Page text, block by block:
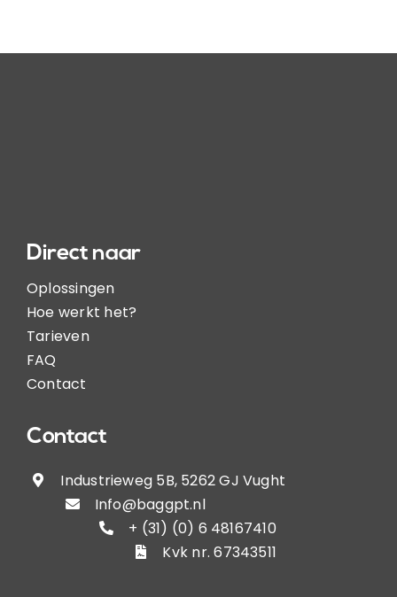
Direct naar
Oplossingen
Hoe werkt het?
Tarieven
FAQ
Contact
Contact
Industrieweg 5B, 5262 GJ Vught
Info@baggpt.nl
+ (31) (0) 6 48167410
Kvk nr. 67343511